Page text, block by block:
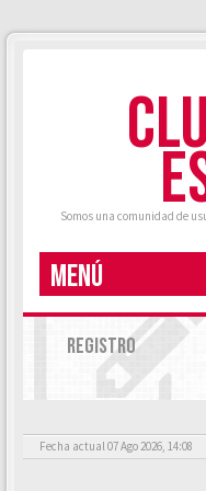
Somos una comunidad de
MENÚ
REGISTRO
Fecha actual 07 Ago 2026, 14:08